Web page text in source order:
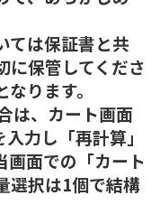
ては保証書と共
に保管してくださ
ります。
は、カート画面
力し「再計算」
画面での「カート
選択は1個で結構